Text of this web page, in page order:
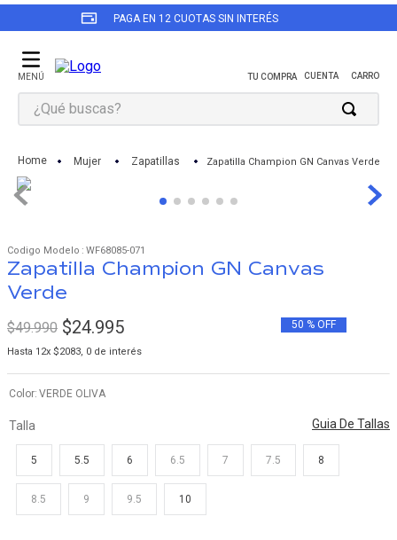
PAGA EN 12 CUOTAS SIN INTERÉS
¿Qué buscas?
Mujer Zapatillas Zapatilla Champion GN Canvas Verde
: WF68085-071
Zapatilla Champion GN Canvas
Verde
$49.990 $24.995
Hasta 12x $2083, 0 de interés
50 % OFF
Color VERDE OLIVA
Guia De Tallas
Talla
5 5.5 6 6.5 7 7.5 8
8.5 9 9.5 10
revival
zapatillas keds mujer
4.
champion
5.
6.
zapatillas keds mujer cuero
7.
zapatillas mujer
8.
kickback
10. jump kick